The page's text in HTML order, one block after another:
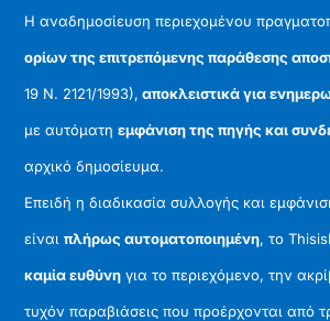
Η αναδημοσίευση περιεχομένου
ορίων της επιτρεπόμενης παράθεσης
19 Ν. 2121/1993), αποκλειστικά για
με αυτόματηεμφάνιση της πηγής και
αρχικό δημοσίευμα.
Επειδή η διαδικασία συλλογής και
είναιπλήρως αυτοματοποιημένη, το
καμία ευθύνη για το περιεχόμενο, την
τυχόν παραβιάσεις που προέρχονται από